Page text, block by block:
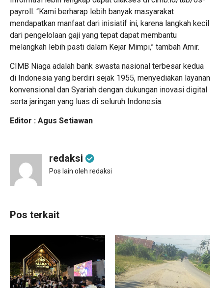
payroll. “Kami berharap lebih banyak masyarakat
mendapatkan manfaat dari inisiatif ini, karena langkah kecil
dari pengelolaan gaji yang tepat dapat membantu
melangkah lebih pasti dalam Kejar Mimpi,” tambah Amir.
CIMB Niaga adalah bank swasta nasional terbesar kedua
di Indonesia yang berdiri sejak 1955, menyediakan layanan
konvensional dan Syariah dengan dukungan inovasi digital
serta jaringan yang luas di seluruh Indonesia.
Editor : Agus Setiawan
redaksi
Pos lain oleh redaksi
Pos terkait